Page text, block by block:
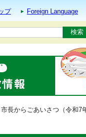
プ Foreign Language
長からごあいさつ（令和7